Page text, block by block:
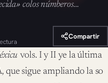
colos númberos…
Compartir
vols. I y II ye la última
que sigue ampliando la so